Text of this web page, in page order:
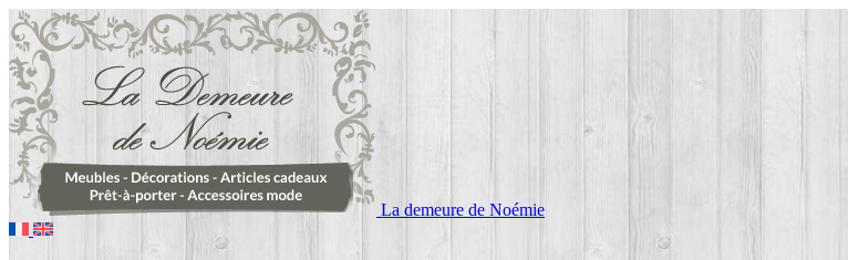
La demeure de Noémie